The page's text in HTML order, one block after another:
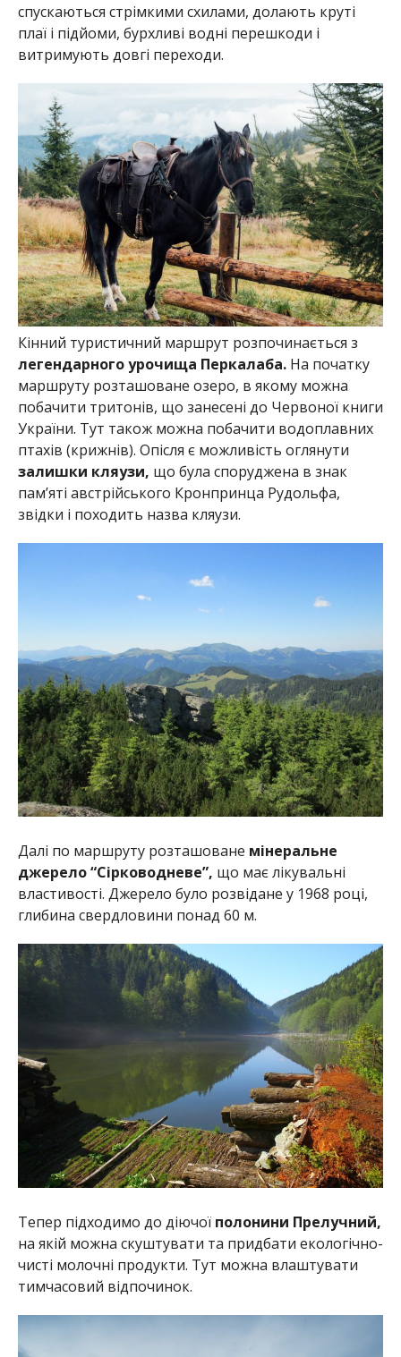
спускаються стрімкими схилами, долають круті
плаї і підйоми, бурхливі водні перешкоди і
витримують довгі переходи.
Кінний туристичний маршрут розпочинається з
легендарного урочища Перкалаба.На початку
маршруту розташоване озеро, в якому можна
побачити тритонів, що занесені до Червоної книги
України. Тут також можна побачити водоплавних
птахів (крижнів). Опісля є можливість оглянути
залишки кляузи, що була споруджена в знак
пам’яті австрійського Кронпринца Рудольфа,
звідки і походить назва кляузи.
Далі по маршруту розташоване мінеральне
джерело “Сірководневе”, що має лікувальні
властивості. Джерело було розвідане у 1968 році,
глибина свердловини понад 60 м.
Тепер підходимо до діючоїполонини Прелучний,
на якій можна скуштувати та придбати екологічно-
чисті молочні продукти. Тут можна влаштувати
тимчасовий відпочинок.